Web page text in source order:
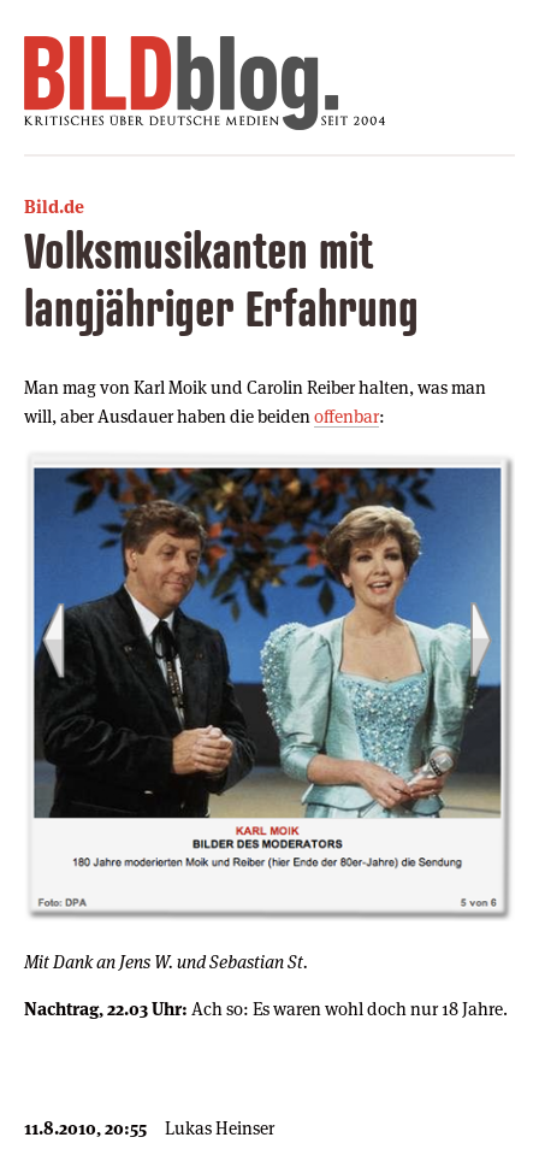
Bild.de
Volksmusikanten mit
langjähriger Erfahrung
Man mag von Karl Moik und Carolin Reiber halten, was man
will, aber Ausdauer haben die beiden offenbar:
Mit Dank an Jens W. und Sebastian St.
Nachtrag, 22.03 Uhr: Ach so: Es waren wohl doch nur 18 Jahre.
11.8.2010, 20:55 Lukas Heinser